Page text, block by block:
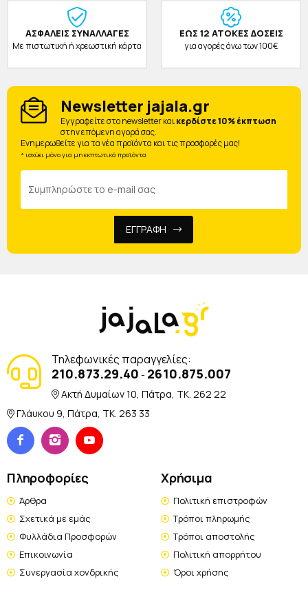
ΑΣΦΑΛΕΙΣ ΣΥΝΑΛΛΑΓΕΣ
Με πιστωτική ή χρεωστική κάρτα
ΕΩΣ 12 ΑΤΟΚΕΣ ΔΟΣΕΙΣ
για αγορές άνω των 100€
Newsletter jajala.gr
Eγγραφείτε στο newsletter καικερδίστε 10% έκπτωση
στην επόμενη αγορά σας.
Ενημερωθείτε για τα νέα προϊόντα και τις προσφορές μας!
* ισχύει μόνο για μη εκπτωτικά προϊόντα
ΕΓΓΡΑΦΗ
Τηλεφωνικές παραγγελίες:
210.873.29.40 - 2610.875.007
Ακτή Δυμαίων 10, Πάτρα, TK. 262 22
Γλάυκου 9, Πάτρα, TK. 263 33
Πληροφορίες
Άρθρα
Σχετικά με εμάς
Φυλλάδια Προσφορών
Επικοινωνία
Συνεργασία χονδρικής
Χρήσιμα
Πολιτική επιστροφών
Τρόποι πληρωμής
Τρόποι αποστολής
Πολιτική απορρήτου
Όροι χρήσης